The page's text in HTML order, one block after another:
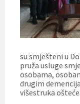
su smješteni u
pruža usluge
osobama,
drugim
višestruka